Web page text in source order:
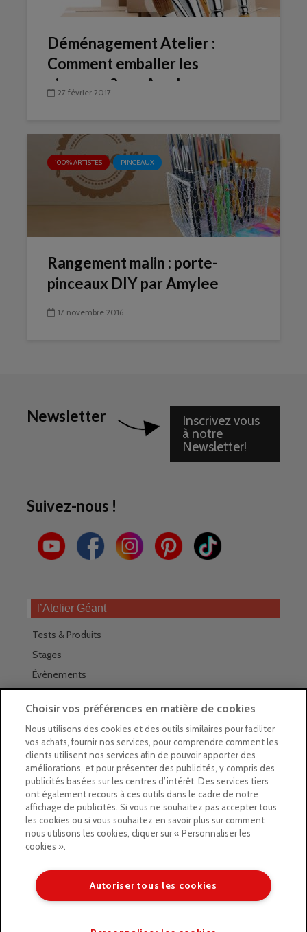
Déménagement Atelier :
Comment emballer les
pinceaux ? par Amylee
27 février 2017
100% ARTISTES PINCEAUX
Rangement malin : porte-
pinceaux DIY par Amylee
17 novembre 2016
Newsletter
Inscrivez vous
à notre
Newsletter!
Suivez-nous !
l’Atelier Géant
Tests & Produits
Stages
Évènements
Trouver nos magasins
La newsletter des magasins
Feuilleter le Guide
Gratuit : intégrer le Guide
Marques Beaux-Arts
Matériel pour l’aquarelle
Matériel pour l’acrylique
Matériel pour l’huile
Choisir vos préférences en matière de cookies
Nous utilisons des cookies et des outils similaires pour faciliter
vos achats, fournir nos services, pour comprendre comment les
clients utilisent nos services afin de pouvoir apporter des
améliorations, et pour présenter des publicités, y compris des
publicités basées sur les centres d’intérêt. Des services tiers
ont également recours à ces outils dans le cadre de notre
affichage de publicités. Si vous ne souhaitez pas accepter tous
les cookies ou si vous souhaitez en savoir plus sur comment
nous utilisons les cookies, cliquer sur « Personnaliser les
cookies ».
Autoriser tous les cookies